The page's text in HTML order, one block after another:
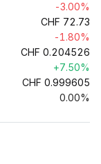
-3.00%
CHF 72.73
-1.80%
CHF 0.204526
+7.50%
CHF 0.999605
0.00%